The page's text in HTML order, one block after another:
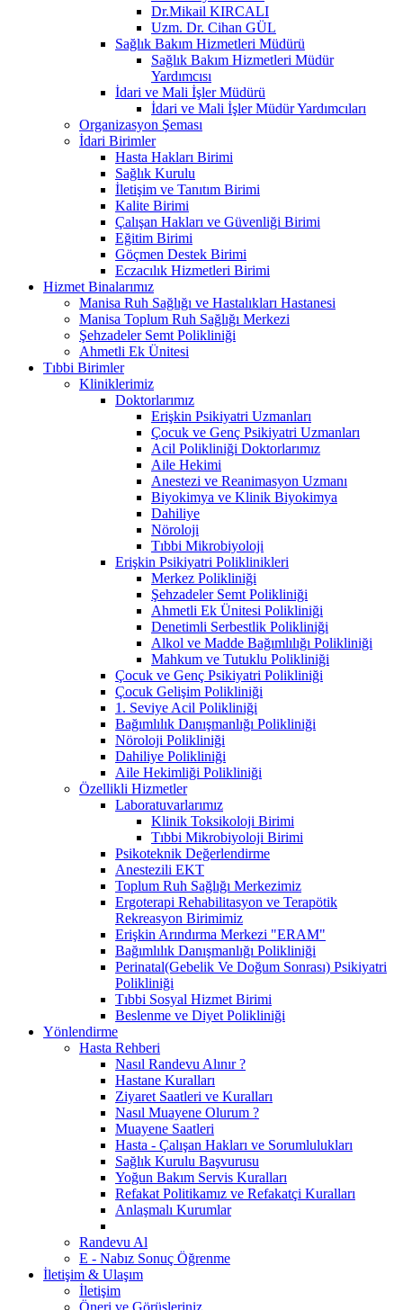
Dr.Mikail KIRCALI
Uzm. Dr. Cihan GÜL
Sağlık Bakım Hizmetleri Müdürü
Sağlık Bakım Hizmetleri Müdür
Yardımcısı
İdari ve Mali İşler Müdürü
İdari ve Mali İşler Müdür Yardımcıları
Organizasyon Şeması
İdari Birimler
Hasta Hakları Birimi
Sağlık Kurulu
İletişim ve Tanıtım Birimi
Kalite Birimi
Çalışan Hakları ve Güvenliği Birimi
Eğitim Birimi
Göçmen Destek Birimi
Eczacılık Hizmetleri Birimi
Hizmet Binalarımız
Manisa Ruh Sağlığı ve Hastalıkları Hastanesi
Manisa Toplum Ruh Sağlığı Merkezi
Şehzadeler Semt Polikliniği
Ahmetli Ek Ünitesi
Tıbbi Birimler
Kliniklerimiz
Doktorlarımız
Erişkin Psikiyatri Uzmanları
Çocuk ve Genç Psikiyatri Uzmanları
Acil Polikliniği Doktorlarımız
Aile Hekimi
Anestezi ve Reanimasyon Uzmanı
Biyokimya ve Klinik Biyokimya
Dahiliye
Nöroloji
Tıbbi Mikrobiyoloji
Erişkin Psikiyatri Poliklinikleri
Merkez Polikliniği
Şehzadeler Semt Polikliniği
Ahmetli Ek Ünitesi Polikliniği
Denetimli Serbestlik Polikliniği
Alkol ve Madde Bağımlılığı Polikliniği
Mahkum ve Tutuklu Polikliniği
Çocuk ve Genç Psikiyatri Polikliniği
Çocuk Gelişim Polikliniği
1. Seviye Acil Polikliniği
Bağımlılık Danışmanlığı Polikliniği
Nöroloji Polikliniği
Dahiliye Polikliniği
Aile Hekimliği Polikliniği
Özellikli Hizmetler
Laboratuvarlarımız
Klinik Toksikoloji Birimi
Tıbbi Mikrobiyoloji Birimi
Psikoteknik Değerlendirme
Anestezili EKT
Toplum Ruh Sağlığı Merkezimiz
Ergoterapi Rehabilitasyon ve Terapötik
Rekreasyon Birimimiz
Erişkin Arındırma Merkezi "ERAM"
Bağımlılık Danışmanlığı Polikliniği
Perinatal(Gebelik Ve Doğum Sonrası) Psikiyatri
Polikliniği
Tıbbi Sosyal Hizmet Birimi
Beslenme ve Diyet Polikliniği
Yönlendirme
Hasta Rehberi
Nasıl Randevu Alınır ?
Hastane Kuralları
Ziyaret Saatleri ve Kuralları
Nasıl Muayene Olurum ?
Muayene Saatleri
Hasta - Çalışan Hakları ve Sorumlulukları
Sağlık Kurulu Başvurusu
Yoğun Bakım Servis Kuralları
Refakat Politikamız ve Refakatçi Kuralları
Anlaşmalı Kurumlar
Randevu Al
E - Nabız Sonuç Öğrenme
İletişim & Ulaşım
İletişim
Öneri ve Görüşleriniz